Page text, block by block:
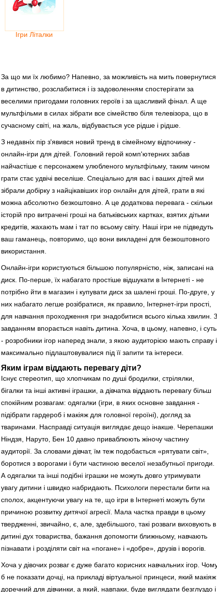
Ігри Літалки
За що ми їх любимо? Напевно, за можливість на мить повернутися
в дитинство, розслабитися і із задоволенням спостерігати за
веселими пригодами головних героїв і за щасливий фінал. А ще
мультфільми в силах зібрати все сімейство біля телевізора, що в
сучасному світі, на жаль, відбувається усе рідше і рідше.
З недавніх пір з'явився новий тренд в сімейному відпочинку -
онлайн-ігри для дітей. Головний герой комп'ютерних забав
найчастіше є персонажем улюбленого мультфільму, таким чином
грати стає удвічі веселіше. Спеціально для вас і ваших дітей ми
зібрали добірку з найцікавіших ігор онлайн для дітей, грати в які
можна абсолютно безкоштовно. А це додаткова перевага - скільки
історій про витрачені гроші на батьківських картках, взятих дітьми
кредитів, жахають мам і тат по всьому світу. Наші ігри не підведуть
ваш гаманець, повторимо, що вони викладені для безкоштовного
використання.
Онлайн-ігри користуються більшою популярністю, ніж, записані на
диск. По-перше, їх набагато простіше відшукати в Інтернеті - не
потрібно йти в магазин і купувати диск за шалені гроші. По-друге, у
них набагато легше розібратися, як правило, Інтернет-ігри прості,
для навчання проходження гри знадобитися всього кілька хвилин. З
завданням впорається навіть дитина. Хоча, в цьому, напевно, і суть
- розробники ігор наперед знали, з якою аудиторією мають справу і
максимально підлаштовувалися під її запити та інтереси.
Яким іграм віддають перевагу діти?
Існує стереотип, що хлопчикам по душі бродилки, стрілялки,
бігалки та інші активні іграшки, а дівчатка віддають перевагу більш
спокійним розвагам: одягалки (ігри, в яких основне завдання -
підібрати гардероб і макіяж для головної героїні), догляд за
тваринами. Насправді ситуація виглядає дещо інакше. Черепашки
Ніндзя, Наруто, Бен 10 давно приваблюють жіночу частину
аудиторії. За словами дівчат, їм теж подобається «рятувати світ»,
боротися з ворогами і бути частиною веселої незабутньої пригоди.
А одягалки та інші подібні іграшки не можуть довго утримувати
увагу дитини і швидко набридають. Психологи перестали бити на
сполох, акцентуючи увагу на те, що ігри в Інтернеті можуть бути
причиною розвитку дитячої агресії. Мала частка правди в цьому
твердженні, звичайно, є, але, здебільшого, такі розваги виховують в
дитині дух товариства, бажання допомогти ближньому, навчають
пізнавати і розділяти світ на «погане» і «добре», друзів і ворогів.
Хоча у дівочих розваг є дуже багато корисних навчальних ігор.
б не показати дочці, на прикладі віртуальної принцеси, який макіяж
доречний для дівчинки, а який, навпаки, буде виглядати безглуздо і